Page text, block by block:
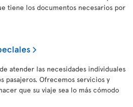
tiene los documentos necesarios por
atender las necesidades individuales
pasajeros. Ofrecemos servicios y
que su viaje sea lo más cómodo